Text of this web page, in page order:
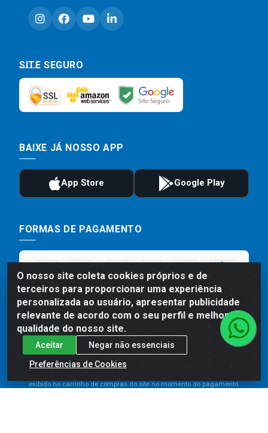
O nosso site coleta cookies próprios e de
terceiros para proporcionar uma experiência
personalizada ao usuário, apresentar publicidade
relevante de acordo com o seu perfil e melhorar a
qualidade do nosso site.
Aceitar
Negar não essenciais
Preferências de Cookies
SITE SEGURO
BAIXE JÁ NOSSO APP
FORMAS DE PAGAMENTO
Preços, promoções, condições de pagamento e frete são válidos
para compras realizadas exclusivamente pelo site. Caso haja
exibido no carrinho de compras do site no momento do pagamento.